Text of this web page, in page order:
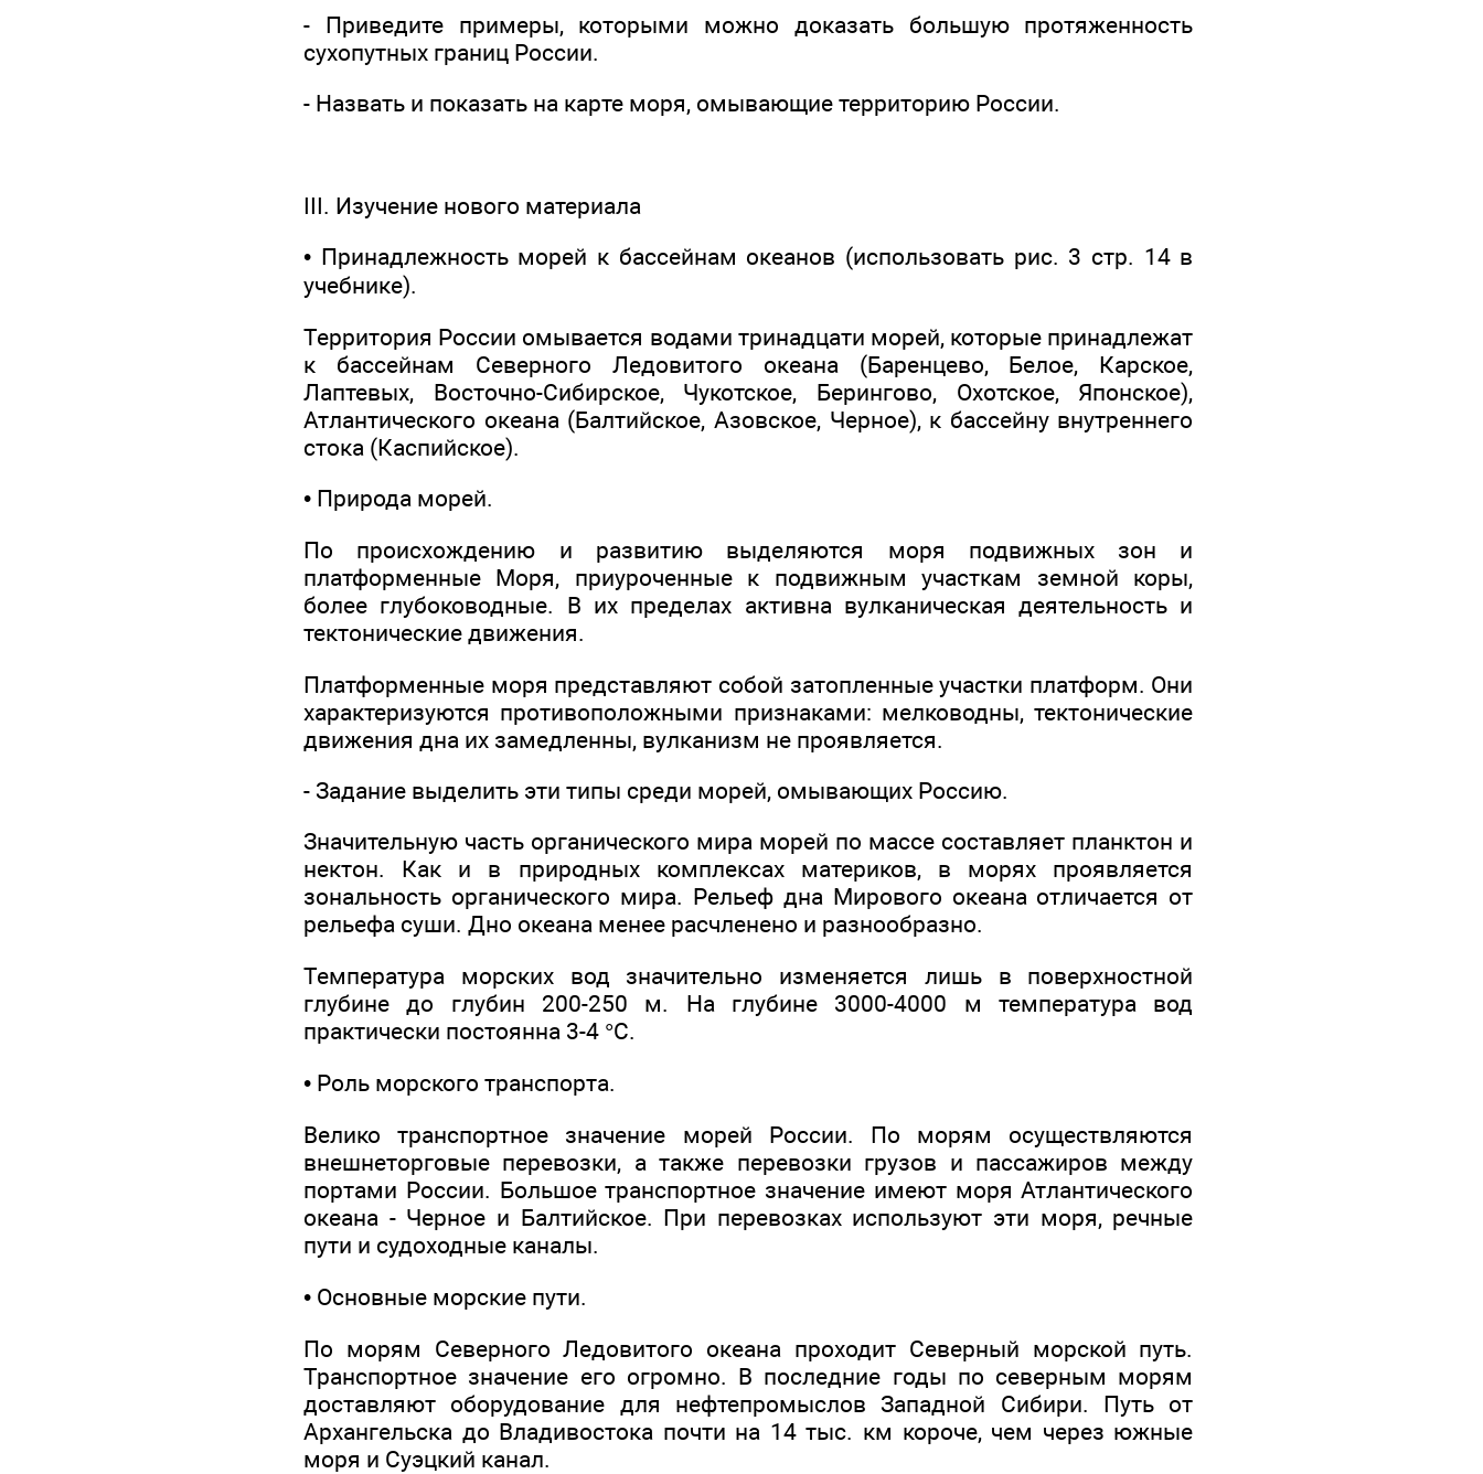
- Приведите примеры, которыми можно доказать большую протяженность
сухопутных границ России.
- Назвать и показать на карте моря, омывающие территорию России.
III. Изучение нового материала
• Принадлежность морей к бассейнам океанов (использовать рис. 3 стр. 14 в
учебнике).
Территория России омывается водами тринадцати морей, которые принадлежат
к бассейнам Северного Ледовитого океана (Баренцево, Белое, Карское,
Лаптевых, Восточно-Сибирское, Чукотское, Берингово, Охотское, Японское),
Атлантического океана (Балтийское, Азовское, Черное), к бассейну внутреннего
стока (Каспийское).
• Природа морей.
По происхождению и развитию выделяются моря подвижных зон и
платформенные Моря, приуроченные к подвижным участкам земной коры,
более глубоководные. В их пределах активна вулканическая деятельность и
тектонические движения.
Платформенные моря представляют собой затопленные участки платформ. Они
характеризуются противоположными признаками: мелководны, тектонические
движения дна их замедленны, вулканизм не проявляется.
- Задание выделить эти типы среди морей, омывающих Россию.
Значительную часть органического мира морей по массе составляет планктон и
нектон. Как и в природных комплексах материков, в морях проявляется
зональность органического мира. Рельеф дна Мирового океана отличается от
рельефа суши. Дно океана менее расчленено и разнообразно.
Температура морских вод значительно изменяется лишь в поверхностной
глубине до глубин 200-250 м. На глубине 3000-4000 м температура вод
практически постоянна 3-4 °С.
• Роль морского транспорта.
Велико транспортное значение морей России. По морям осуществляются
внешнеторговые перевозки, а также перевозки грузов и пассажиров между
портами России. Большое транспортное значение имеют моря Атлантического
океана - Черное и Балтийское. При перевозках используют эти моря, речные
пути и судоходные каналы.
• Основные морские пути.
По морям Северного Ледовитого океана проходит Северный морской путь.
Транспортное значение его огромно. В последние годы по северным морям
доставляют оборудование для нефтепромыслов Западной Сибири. Путь от
Архангельска до Владивостока почти на 14 тыс. км короче, чем через южные
моря и Суэцкий канал.